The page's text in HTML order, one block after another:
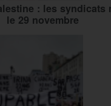
: les syndicats
le 29 novembre